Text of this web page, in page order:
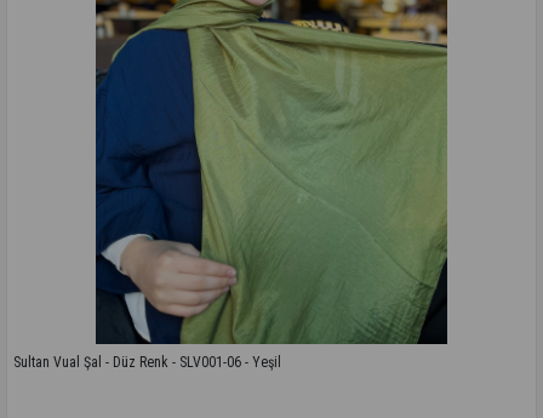
Sultan Vual Şal - Düz Renk - SLV001-06 - Yeşil